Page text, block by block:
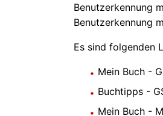
Benutzerkennung
Benutzerkennung
Es sind folgenden
Mein Buch -
Buchtipps -
Mein Buch -